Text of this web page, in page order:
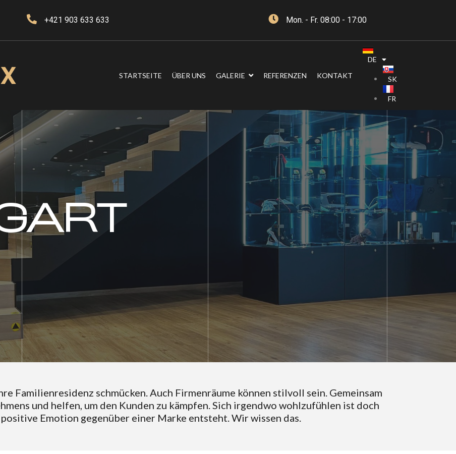
+421 903 633 633 Mon. - Fr. 08:00 - 17:00
STARTSEITE ÜBER UNS GALERIE REFERENZEN KONTAKT
DE
SK
FR
Familienresidenz schmücken. Auch Firmenräume können stilvoll sein. Gemeinsam
und helfen, um den Kunden zu kämpfen. Sich irgendwo wohlzufühlen ist doch
Emotion gegenüber einer Marke entsteht. Wir wissen das.